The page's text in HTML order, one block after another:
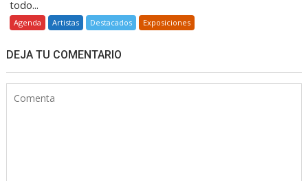
todo...
Agenda Artistas Destacados Exposiciones
DEJA TU COMENTARIO